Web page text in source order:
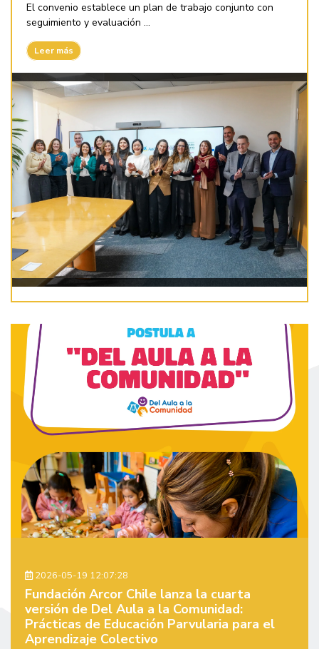
El convenio establece un plan de trabajo conjunto con
seguimiento y evaluación ...
Leer más
2026-05-19 12:07:28
Fundación Arcor Chile lanza la cuarta
versión de Del Aula a la Comunidad:
Prácticas de Educación Parvularia para el
Aprendizaje Colectivo